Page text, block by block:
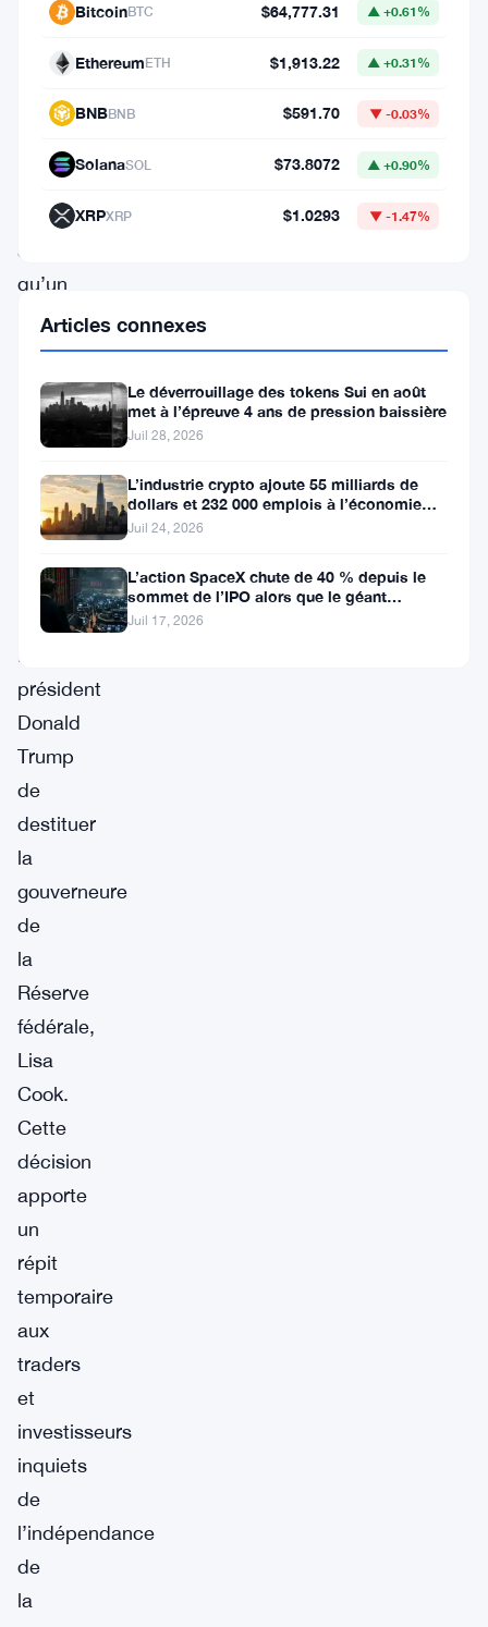
connu
léger
rebond
septembre
après
qu’un
tribunal
district
américain
temporairement
bloqué
tentative
l’ancien
président
Donald
Trump
de
destituer
la
gouverneure
de
la
Réserve
fédérale,
Lisa
Cook.
Cette
décision
apporte
un
répit
temporaire
aux
traders
et
investisseurs
inquiets
de
l’indépendance
de
la
BitcoinBTC $64,777.31 ▲ +0.61%
EthereumETH $1,913.22 ▲ +0.31%
BNBBNB $591.70 ▼ -0.03%
SolanaSOL $73.8072 ▲ +0.90%
XRPXRP $1.0293 ▼ -1.47%
Articles connexes
Le déverrouillage des tokens Sui en août
met à l’épreuve 4 ans de pression baissière
Juil 28, 2026
L’industrie crypto ajoute 55 milliards de
dollars et 232 000 emplois à l’économie
américaine
Juil 24, 2026
L’action SpaceX chute de 40 % depuis le
sommet de l’IPO alors que le géant
aérospatial d’Elon Musk fait face
Juil 17, 2026